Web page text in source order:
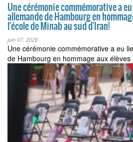
Une cérémonie commémorative a
allemande de Hambourg en
l'école de Minab au sud d'Iran!
juin 07, 2026
Une cérémonie commémorative a eu
de Hambourg en hommage aux